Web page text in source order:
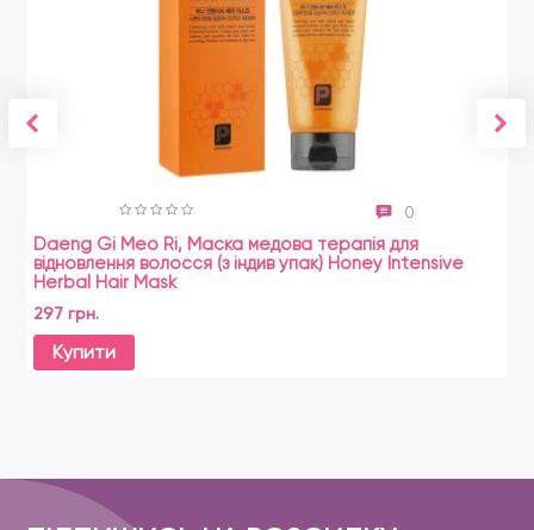
0
Daeng Gi Meo Ri, Маска медова терапія для
відновлення волосся (з індив упак) Honey Intensive
Herbal Hair Mask
297 грн.
Купити